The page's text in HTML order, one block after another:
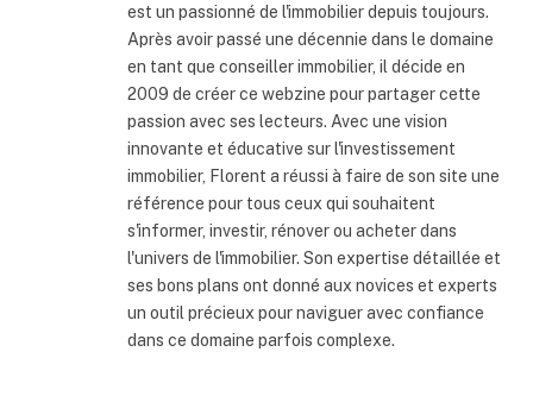
est un passionné de l'immobilier depuis toujours.
Après avoir passé une décennie dans le domaine
en tant que conseiller immobilier, il décide en
2009 de créer ce webzine pour partager cette
passion avec ses lecteurs. Avec une vision
innovante et éducative sur l'investissement
immobilier, Florent a réussi à faire de son site une
référence pour tous ceux qui souhaitent
s'informer, investir, rénover ou acheter dans
l'univers de l'immobilier. Son expertise détaillée et
ses bons plans ont donné aux novices et experts
un outil précieux pour naviguer avec confiance
dans ce domaine parfois complexe.